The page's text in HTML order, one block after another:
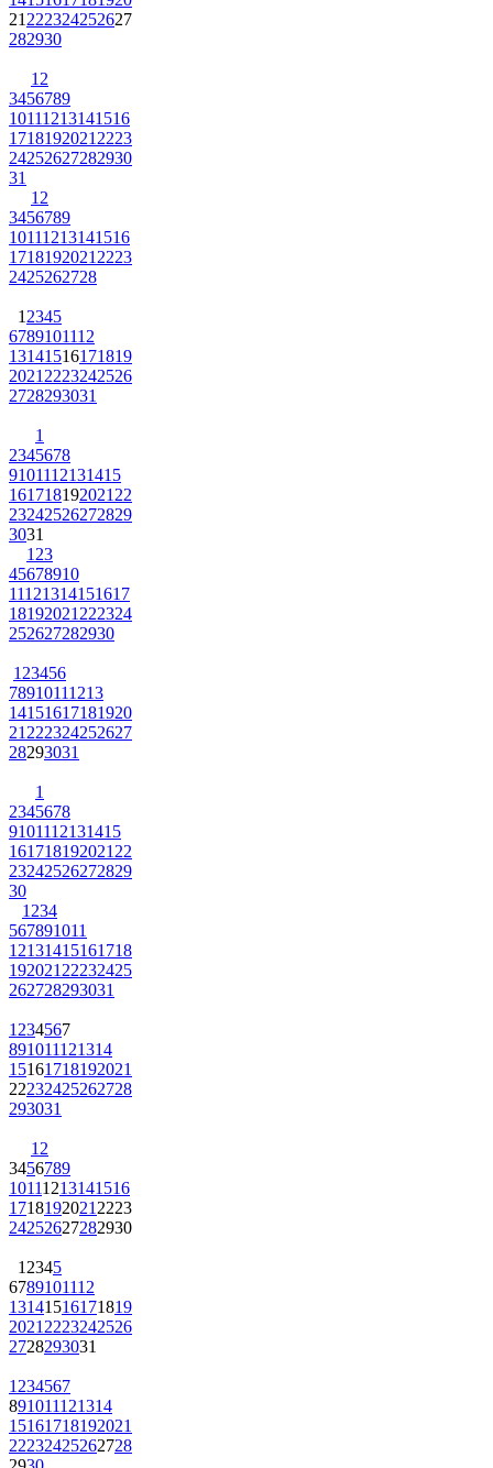
21222324252627
282930
12
3456789
10111213141516
17181920212223
24252627282930
31
12
3456789
10111213141516
17181920212223
2425262728
12345
6789101112
13141516171819
20212223242526
2728293031
1
2345678
9101112131415
16171819202122
23242526272829
3031
123
45678910
11121314151617
18192021222324
252627282930
123456
78910111213
14151617181920
21222324252627
28293031
1
2345678
9101112131415
16171819202122
23242526272829
30
1234
567891011
12131415161718
19202122232425
262728293031
1234567
891011121314
15161718192021
22232425262728
293031
12
3456789
10111213141516
17181920212223
24252627282930
12345
6789101112
13141516171819
20212223242526
2728293031
1234567
891011121314
15161718192021
22232425262728